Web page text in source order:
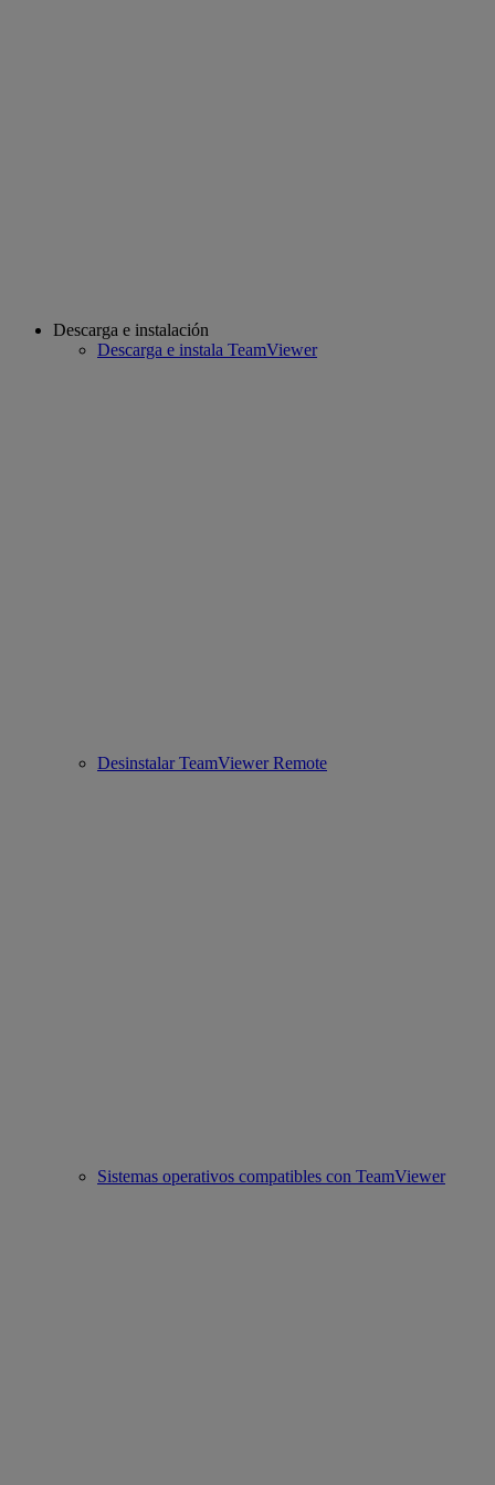
Descarga e instalación
Descarga e instala TeamViewer
Desinstalar TeamViewer Remote
Sistemas operativos compatibles con TeamViewer